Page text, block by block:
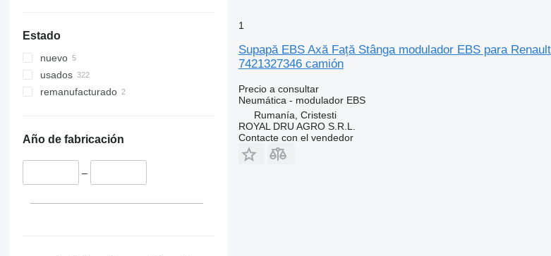
Estado
nuevo
usados
remanufacturado
Año de fabricación
–
1
Supapă EBS Axă Față Stânga modulador EBS para
7421327346 camión
Precio a consultar
Neumática - modulador EBS
Rumanía, Cristesti
ROYAL DRU AGRO S.R.L.
Contacte con el vendedor